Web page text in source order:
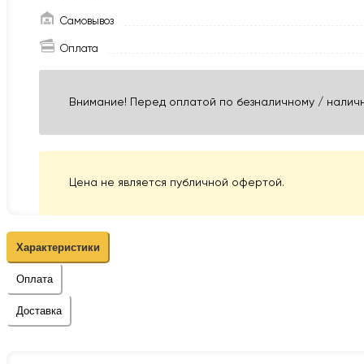
Самовывоз
Оплата
Внимание! Перед оплатой по безналичному /
Цена не является публичной офертой.
Характеристики
Оплата
Доставка